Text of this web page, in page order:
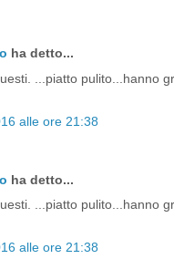
ha detto...
...piatto pulito...hanno
alle ore 21:38
ha detto...
...piatto pulito...hanno
alle ore 21:38